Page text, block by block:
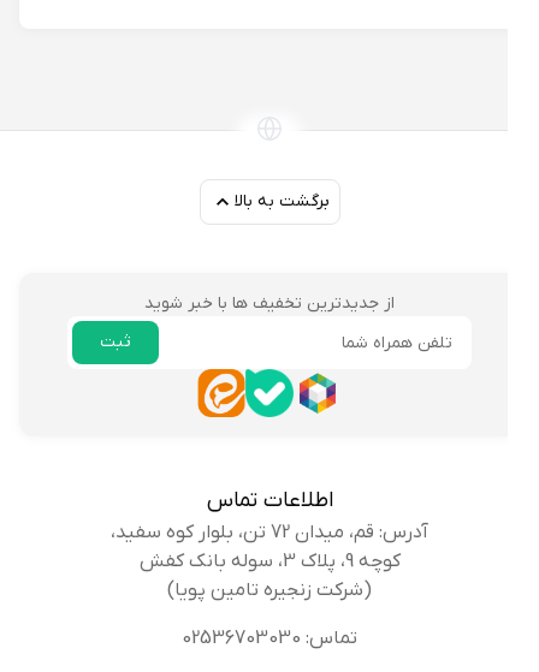
برگشت به بالا
از جدیدترین تخفیف ها با خبر شوید
اطلاعات تماس
آدرس: قم، میدان 72 تن، بلوار کوه سفید،
کوچه 9، پلاک 3، سوله بانک کفش
(شرکت زنجیره تامین پویا)
تماس: 02536703030